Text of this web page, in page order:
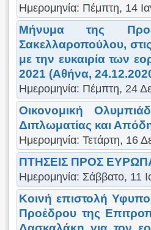
Ημερομηνία: Πέμπτη, 14
Μήνυμα της
Σακελλαροπούλου,
με την ευκαιρία των
2021 (Αθήνα,
Ημερομηνία: Πέμπτη, 24
Οικονομική
Διπλωματίας και
Ημερομηνία: Τετάρτη, 16
ΠΤΗΣΕΙΣ ΠΡΟΣ
Ημερομηνία: Σάββατο, 11
Κοινή επιστολή
Προέδρου της